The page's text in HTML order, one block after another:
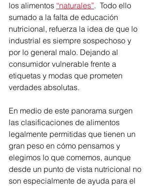
los alimentos “naturales”.  Todo ello
sumado a la falta de educación
nutricional, refuerza la idea de que lo
industrial es siempre sospechoso y
por lo general malo. Dejando al
consumidor vulnerable frente a
etiquetas y modas que prometen
verdades absolutas.
En medio de este panorama surgen
las clasificaciones de alimentos
legalmente permitidas que tienen un
gran peso en cómo pensamos y
elegimos lo que comemos, aunque
desde un punto de vista nutricional no
son especialmente de ayuda para el